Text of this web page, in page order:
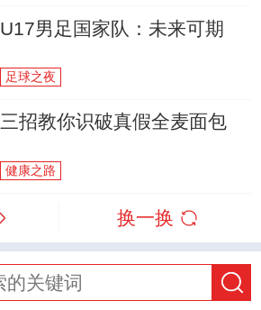
U17男足国家队：未来可期
足球之夜
三招教你识破真假全麦面包
健康之路
换一换